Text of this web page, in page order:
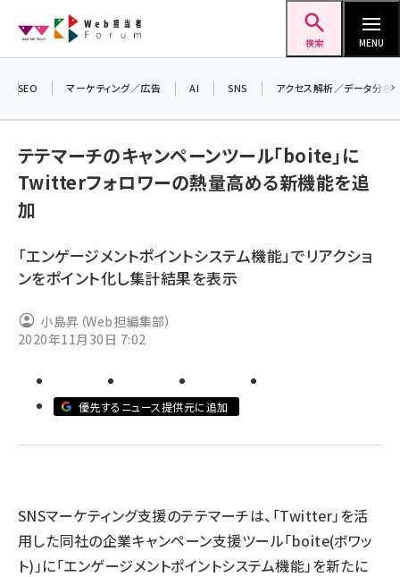
ン
検索 MENU
youtube (2434)
セミナー (2307)
meo (1275)
SEO マーケティング／広告 AI SNS アクセス解析／データ分析
テテマーチのキャンペーンツール「boite」に
Twitterフォロワーの熱量高める新機能を追
加
「エンゲージメントポイントシステム機能」でリアクショ
ンをポイント化し集計結果を表示
小島昇（Web担編集部）
2020年11月30日 7:02
優先するニュース提供元に追加
SNSマーケティング支援のテテマーチは、「Twitter」を活
用した同社の企業キャンペーン支援ツール「boite(ボワッ
ト)」に「エンゲージメントポイントシステム機能」を新たに